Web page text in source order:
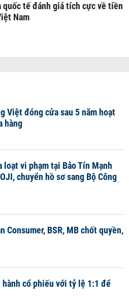
quốc tế đánh giá tích cực về tiền
Nam
Việt đóng cửa sau 5 năm hoạt
hàng
loạt vi phạm tại Bảo Tín Mạnh
chuyển hồ sơ sang Bộ Công
Consumer, BSR, MB chốt quyền,
cổ phiếu với tỷ lệ 1:1 để